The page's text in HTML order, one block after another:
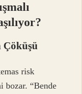
risk
bozar. “Bende